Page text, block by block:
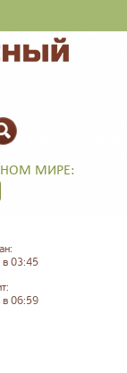
МИРЕ:
03:45
06:59